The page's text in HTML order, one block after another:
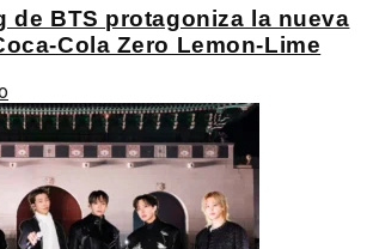
de BTS protagoniza la nueva
Cola Zero Lemon-Lime